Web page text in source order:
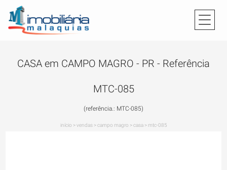
CASA em CAMPO MAGRO - PR - Referência
MTC-085
(referência.: MTC-085)
início >vendas>campo magro >casa> mtc-085